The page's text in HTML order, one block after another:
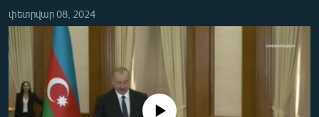
ՏՆՏԵՍՈՒԹՅՈՒՆ
ՂԱՐԱԲԱՂ
ՊԱՏԵՐԱԶՄԻ 6 ՇԱԲԱԹՆԵՐԸ
ՏԱՐԱԾԱՇՐՋԱՆ
փետրվար 08, 2024
No media source currently available